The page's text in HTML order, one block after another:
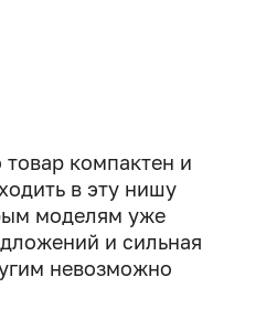
компактен и
в эту нишу
моделям уже
и сильная
невозможно